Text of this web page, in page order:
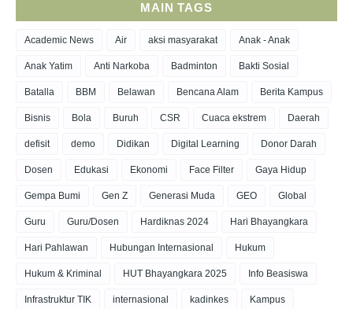
MAIN TAGS
Academic News Air aksi masyarakat Anak - Anak
Anak Yatim Anti Narkoba Badminton Bakti Sosial
Batalla BBM Belawan Bencana Alam Berita Kampus
Bisnis Bola Buruh CSR Cuaca ekstrem Daerah
defisit demo Didikan Digital Learning Donor Darah
Dosen Edukasi Ekonomi Face Filter Gaya Hidup
Gempa Bumi Gen Z Generasi Muda GEO Global
Guru Guru/Dosen Hardiknas 2024 Hari Bhayangkara
Hari Pahlawan Hubungan Internasional Hukum
Hukum & Kriminal HUT Bhayangkara 2025 Info Beasiswa
Infrastruktur TIK internasional kadinkes Kampus